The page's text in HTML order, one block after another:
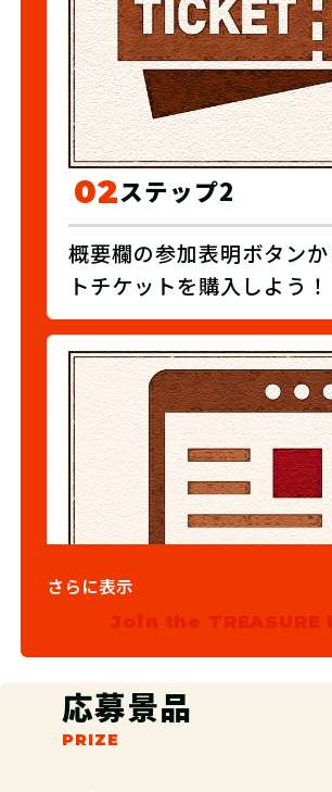
02ステップ2
概要欄の参加表明ボタン
トチケットを購入しよう！
03ステップ3
しよう！
さらに表示
Join the TREASURE
応募景品